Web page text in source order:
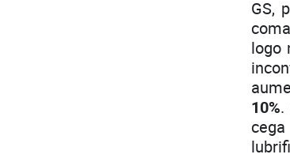
GS,
logo
10%.